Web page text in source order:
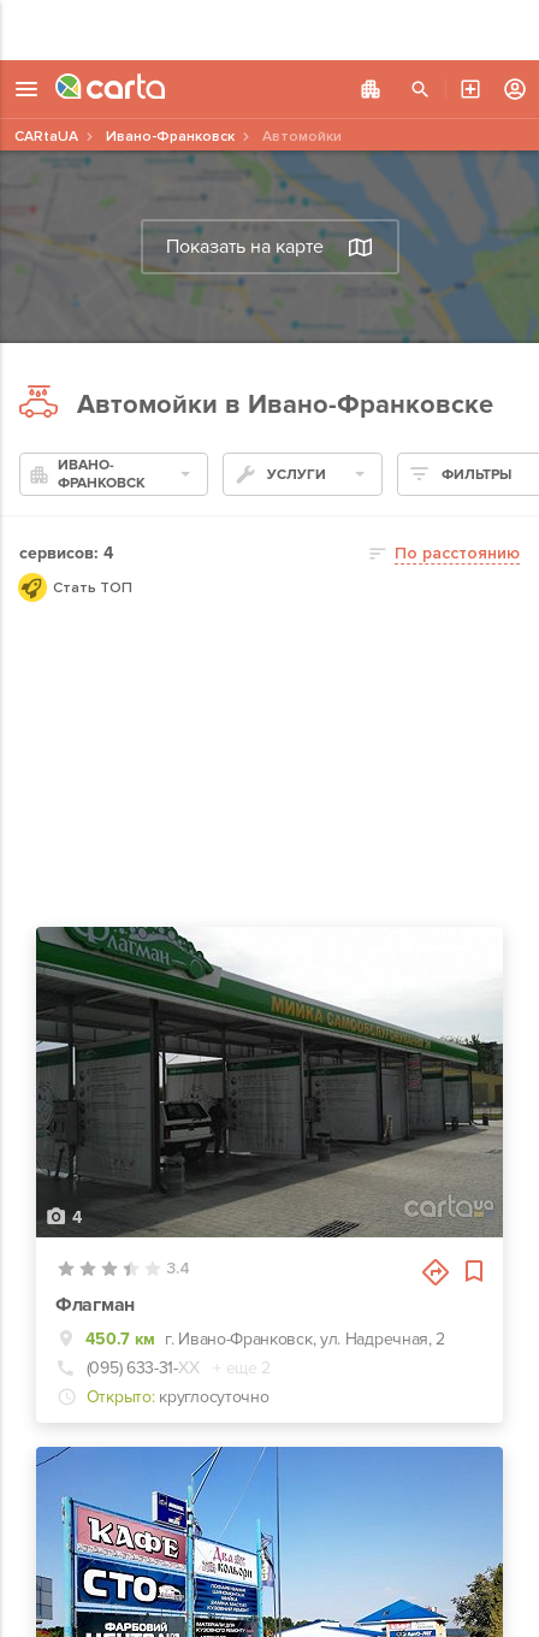
Показать на карте
CARtaUA Ивано-Франковск Автомойки
Автомойки в Ивано-Франковске
ИВАНО-
ФРАНКОВСК
УСЛУГИ ФИЛЬТРЫ
сервисов: 4 По расстоянию
Стать ТОП
4
3.4
Флагман
450.7 км г. Ивано-Франковск, ул. Надречная, 2
(095) 633-31-ХХ
+ еще 2
Открыто: круглосуточно